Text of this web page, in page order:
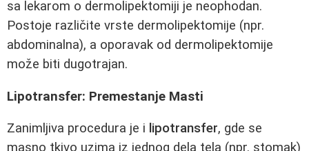
sa lekarom o dermolipektomiji je neophodan.
Postoje različite vrste dermolipektomije (npr.
abdominalna), a oporavak od dermolipektomije
može biti dugotrajan.
Lipotransfer: Premestanje Masti
Zanimljiva procedura je i lipotransfer, gde se
masno tkivo uzima iz jednog dela tela (npr. stomak)